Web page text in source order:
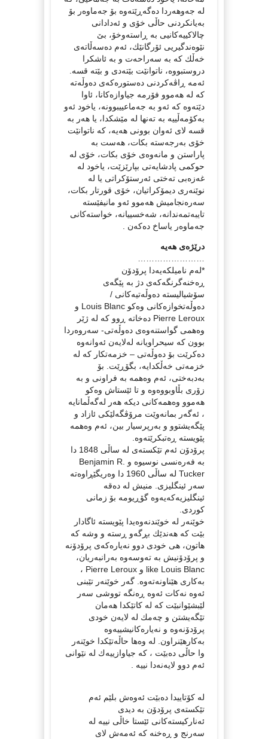
لە جەوهەردا دەگەڕێتەوە بۆ جەماوەر بۆ
بەیانکردنی حاڵی خۆی و ئەدادانی
چالاکییەکانیی بە ڕاستەوخۆ، بێ
نێوەندگیریی ئۆرگانێك، ئەم دەسەڵاتەی
خەڵك کە بە سەراحەت و بە ئاشکرا
دروستبووە، ناتوانێت بێتەدی و بێتە قسە.
ئەمە ڕاڤەکردنی دەستورەکەی دەوڵەتە
کە لە هەموو فۆرمە جیاوازەکانا، ئاوا
دێتەوە کە ئەو بە جەماعییبوونە، یاخود ئەو
بەکۆمەڵییە بە تەنها لە مێشكدا، یا هەر بە
قسە لای ئەوان بوونی هەیە، کە ناتوانێت
خۆی بەرجەستە بکات، هەست بە
پاراستن و مانەوەی خۆی بکات، خۆی لە
حوکمی پادشایەتی بپارێزێت، یاخود لە
غەزەبی تەختی ئەرستۆکراتی یا لە
نوێنەری دیمۆکراتیان، خۆی قورتار بکات،
سەرەنجامیش هەموو ئەو مانیفێستە
تایبەتمەندانە، شەخسییانە، خواستەکانی
جەماوەر یاساخ دەکەن .
درێژەی هەیە
*لەم نامیلکەیەدا پرۆدۆن
ڕەخنەگرنگەکەی دژ بە پێگەی
سۆشیالیستە دەوڵەتیەکانی /
دەوڵەتخوازەکانی وەکو Louis Blanc و
Pierre Leroux دەخاتە ڕوو کە لە ژێر
وەهمی گواستنەوەی دەوڵەتی- سەروەردا
بوون کە سیحراویانە لەلایەن ئەوانەوە
دەکرێت بۆ دەوڵەتی – خزمەتکار کە لە
خزمەتی خەڵکدایە، بگۆڕێت. بۆ
بەدبەختی، ئەم وەهمە بە فراونی و بە
زۆری بڵاوبووەوە و تا ئێستاش وەکو
هەموو وەهمەکانی دیکە هەر لەگەڵمانایە
، ئەگەر بمانەوێت مرۆڤگەلێکی ئازاد و
پێگەیشتوو و بەرپرسیار بین، ئەم وەهمە
پێویستە ڕەتبکرێتەوە.
پرۆدۆن ئەم تێکستەی لە ساڵی 1848 دا
بە فەرەنسی نوسیوە و Benjamin R.
Tucker لە ساڵی 1960 دا وەریگێڕاوەتە
سەر ئینگلیزی. منیش لە دەقە
ئینگلیزیەکەیەوە گۆڕیومە بۆ زمانی
کوردی.
خوێنەر لە خوێندنەوەیدا پێویستە ئاگادار
بێت کە هەندێك بڕگەو ڕستە و وشە کە
هاتون، هی خودی دوو نەیارەکەی پرۆدۆنە
و پرۆدۆنیش بە تەوسەوە بەرانبەریان،
like Louis Blanc و Pierre Leroux ،
بەکاری هێناونەتەوە. گەر خوێنەر تێبنی
ئەوە نەکات ئەوە ڕەنگە تووشی سەر
لێبشێوانبێت کە لە کاتێکدا هەمان
تێگەیشتن و چەمك لە لایەن خودی
پرۆدۆنەوە و نەیارەکانیشییەوە
بەکارهێنراون. لە وەها حاڵەتێکدا خوێنەر
وا حاڵی دەبێت ، کە جیاوازییەك لە نێوانی
ئەم دوو لایەنەدا نییە .
لە کۆتاییدا دەبێت ئەوەش بلێم ئەم
تێکستەی پرۆدۆن بە دیدی
ئەنارکیستەکانی ئێستا خاڵی نییە لە
سەرنج و ڕەخنە کە ئەمەش لای